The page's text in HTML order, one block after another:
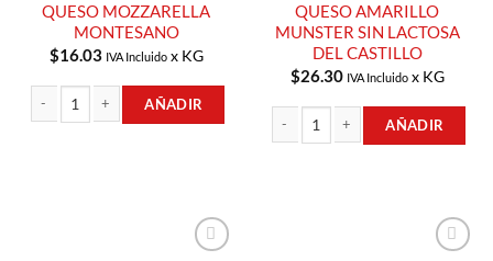
QUESO MOZZARELLA
MONTESANO
$16.03 IVA Incluidox KG
AÑADIR
QUESO AMARILLO
MUNSTER SIN LACTOSA
DEL CASTILLO
$26.30 IVA Incluidox KG
AÑADIR